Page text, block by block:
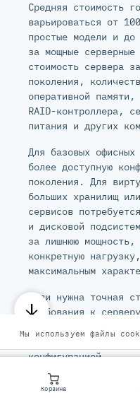
Корзина
Средняя стоимость
варьироваться от
простые модели и
за мощные
стоимость сервера
поколения,
оперативной
RAID-контроллера,
питания и других
Для базовых
более доступную
поколения. Для
больших хранилищ
сервисов
и дисковой
за лишнюю мощность,
конкретную
максимальным
Если нужна точная
требования к
коммерческое
конфигурацией.
ЧТО ВХОДИТ
Мы используем файлы